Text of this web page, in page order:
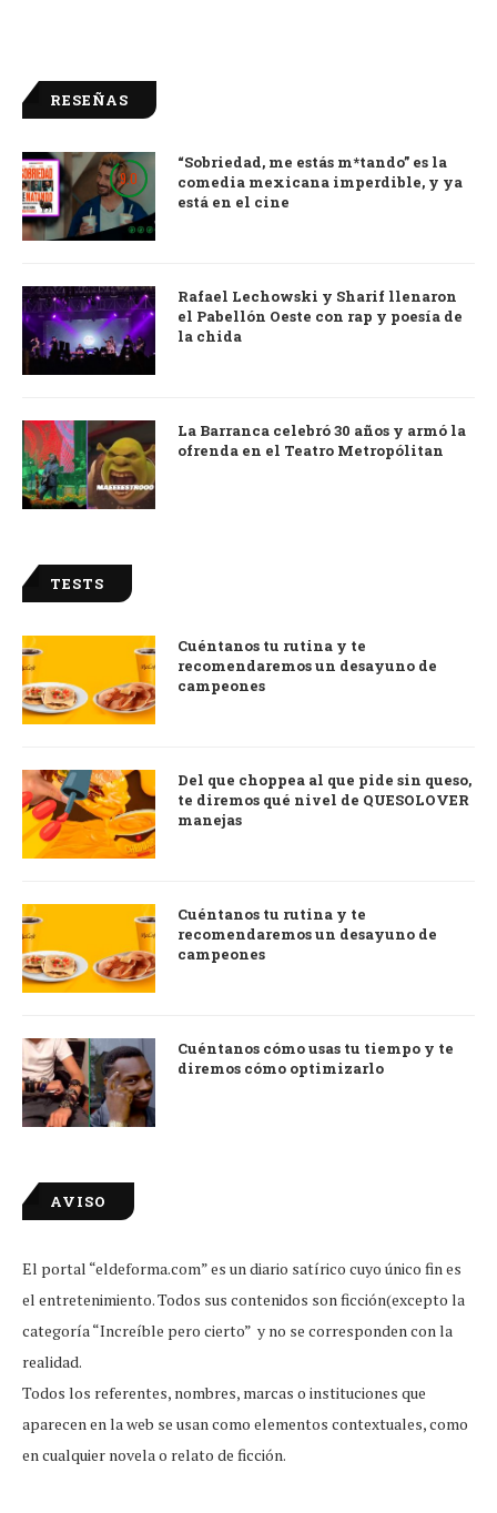
RESEÑAS
9.0
“Sobriedad, me estás m*tando” es la
comedia mexicana imperdible, y ya
está en el cine
Rafael Lechowski y Sharif llenaron
el Pabellón Oeste con rap y poesía de
la chida
La Barranca celebró 30 años y armó la
ofrenda en el Teatro Metropólitan
TESTS
Cuéntanos tu rutina y te
recomendaremos un desayuno de
campeones
Del que choppea al que pide sin queso,
te diremos qué nivel de QUESOLOVER
manejas
Cuéntanos tu rutina y te
recomendaremos un desayuno de
campeones
Cuéntanos cómo usas tu tiempo y te
diremos cómo optimizarlo
AVISO
El portal “eldeforma.com” es un diario satírico cuyo único fin es
el entretenimiento. Todos sus contenidos son ficción(excepto la
categoría “Increíble pero cierto” y no se corresponden con la
realidad.
Todos los referentes, nombres, marcas o instituciones que
aparecen en la web se usan como elementos contextuales, como
en cualquier novela o relato de ficción.